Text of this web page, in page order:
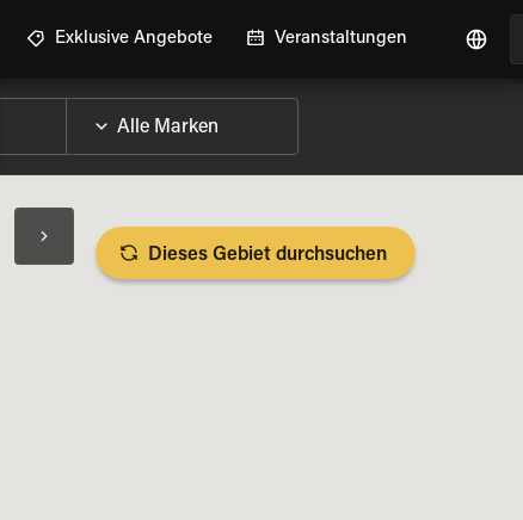
Exklusive Angebote Veranstaltungen
DETAILS ANZEIGEN
Dieses Gebiet durchsuchen